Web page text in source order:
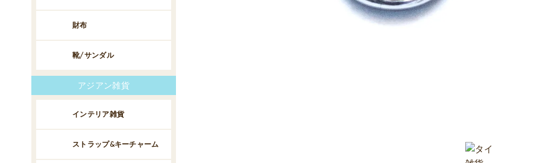
財布
靴/サンダル
アジアン雑貨
インテリア雑貨
ストラップ&キーチャーム